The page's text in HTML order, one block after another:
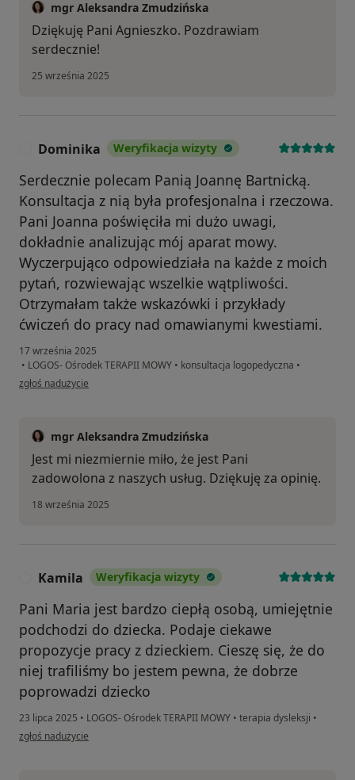
mgr Aleksandra Zmudzińska
Dziękuję Pani Agnieszko. Pozdrawiam
serdecznie!
25 września 2025
Dominika Weryfikacja wizyty
Serdecznie polecam Panią Joannę Bartnicką.
Konsultacja z nią była profesjonalna i rzeczowa.
Pani Joanna poświęciła mi dużo uwagi,
dokładnie analizując mój aparat mowy.
Wyczerpująco odpowiedziała na każde z moich
pytań, rozwiewając wszelkie wątpliwości.
Otrzymałam także wskazówki i przykłady
ćwiczeń do pracy nad omawianymi kwestiami.
17 września 2025
• LOGOS- Ośrodek TERAPII MOWY • konsultacja logopedyczna •
w opinii użytkownika Dominika
zgłoś nadużycie
mgr Aleksandra Zmudzińska
Jest mi niezmiernie miło, że jest Pani
zadowolona z naszych usług. Dziękuję za opinię.
18 września 2025
Kamila Weryfikacja wizyty
Pani Maria jest bardzo ciepłą osobą, umiejętnie
podchodzi do dziecka. Podaje ciekawe
propozycje pracy z dzieckiem. Cieszę się, że do
niej trafiliśmy bo jestem pewna, że dobrze
poprowadzi dziecko
23 lipca 2025 • LOGOS- Ośrodek TERAPII MOWY • terapia dysleksji •
w opinii użytkownika Kamila
zgłoś nadużycie